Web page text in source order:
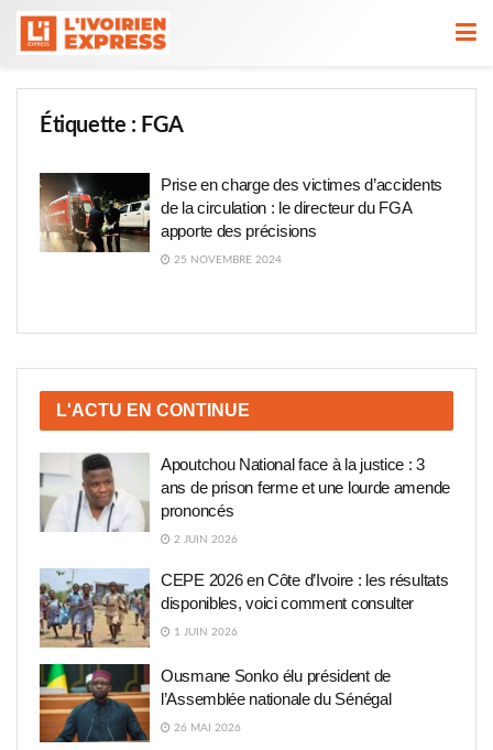
Étiquette : FGA
Prise en charge des victimes d’accidents
de la circulation : le directeur du FGA
apporte des précisions
25 NOVEMBRE 2024
L'ACTU EN CONTINUE
Apoutchou National face à la justice : 3
ans de prison ferme et une lourde amende
prononcés
2 JUIN 2026
CEPE 2026 en Côte d’Ivoire : les résultats
disponibles, voici comment consulter
1 JUIN 2026
Ousmane Sonko élu président de
l’Assemblée nationale du Sénégal
26 MAI 2026